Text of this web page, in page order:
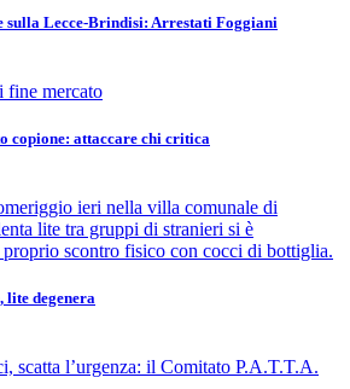
sulla Lecce-Brindisi: Arrestati Foggiani
copione: attaccare chi critica
lite degenera